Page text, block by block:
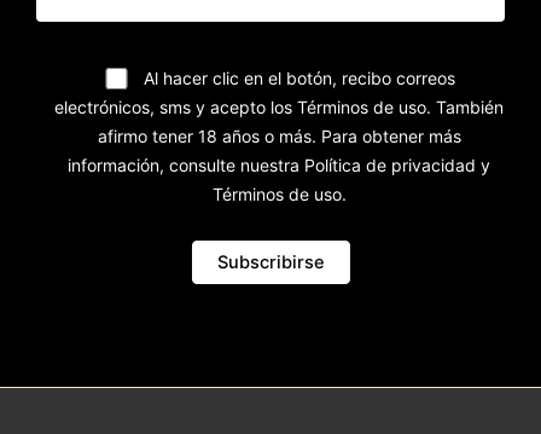
Al hacer clic en el botón, recibo correos
electrónicos, sms y acepto los Términos de uso. También
afirmo tener 18 años o más. Para obtener más
información, consulte nuestra Política de privacidad y
Términos de uso.